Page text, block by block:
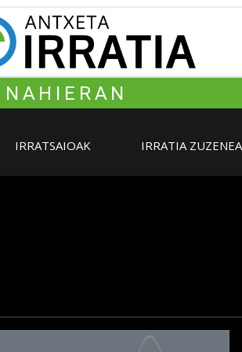
NAHIERAN
IRRATSAIOAK IRRATIA